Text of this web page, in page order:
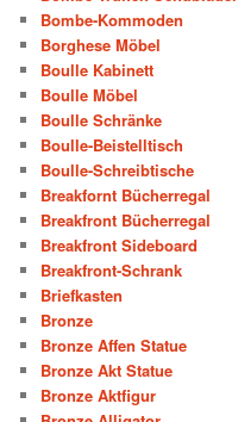
Bombe-Kommoden
Borghese Möbel
Boulle Kabinett
Boulle Möbel
Boulle Schränke
Boulle-Beistelltisch
Boulle-Schreibtische
Breakfornt Bücherregal
Breakfront Bücherregal
Breakfront Sideboard
Breakfront-Schrank
Briefkasten
Bronze
Bronze Affen Statue
Bronze Akt Statue
Bronze Aktfigur